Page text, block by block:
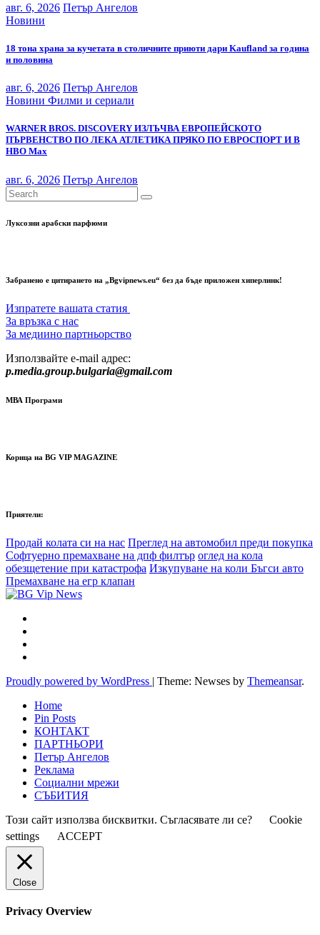
авг. 6, 2026 Петър Ангелов
Новини
18 тона храна за кучетата в столичните приюти дари Kaufland за година
и половина
авг. 6, 2026 Петър Ангелов
Новини Филми и сериали
WARNER BROS. DISCOVERY ИЗЛЪЧВА ЕВРОПЕЙСКОТО
ПЪРВЕНСТВО ПО ЛЕКА АТЛЕТИКА ПРЯКО ПО ЕВРОСПОРТ И В
НВО Мах
авг. 6, 2026 Петър Ангелов
Луксозни арабски парфюми
Забранено е цитирането на „Bgvipnews.eu“ без да бъде приложен хиперлинк!
Изпратете вашата статия
За връзка с нас
За медиино партньорство
Използвайте e-mail адрес:
p.media.group.bulgaria@gmail.com
МВА Програми
Корица на BG VIP MAGAZINE
Приятели:
Продай колата си на нас Преглед на автомобил преди покупка
Софтуерно премахване на дпф филтър оглед на кола
обезщетение при катастрофа Изкупуване на коли Бъгси авто
Премахване на егр клапан
Proudly powered by WordPress | Theme: Newses by Themeansar.
Home
Pin Posts
КОНТАКТ
ПАРТНЬОРИ
Петър Ангелов
Реклама
Социални мрежи
СЪБИТИЯ
Този сайт използва бисквитки. Съгласявате ли се?
Cookie
settings
ACCEPT
Close
Privacy Overview